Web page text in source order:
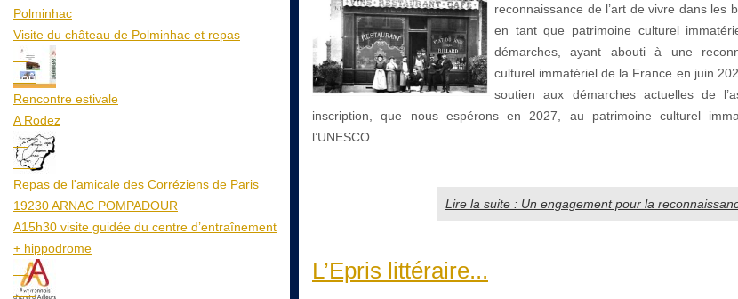
Polminhac
Visite du château de Polminhac et repas
12
Aoû
Rencontre estivale
A Rodez
23
Aoû
Repas de l'amicale des Corréziens de Paris
19230 ARNAC POMPADOUR
A15h30 visite guidée du centre d’entraînement
+ hippodrome
25
Aoû
reconnaissance de l’art de vivre dans les
en tant que patrimoine culturel
démarches, ayant abouti à une
culturel immatériel de la France en juin
soutien aux démarches actuelles de
inscription, que nous espérons en 2027, au patrimoine culturel
l’UNESCO.
Lire la suite : Un engagement pour la
L’Epris littéraire...